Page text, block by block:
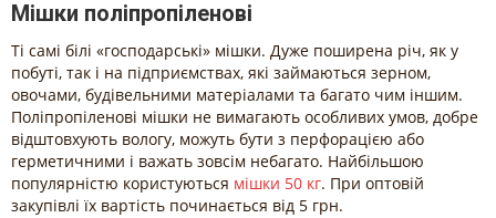
Мішки поліпропіленові
Ті самі білі «господарські» мішки. Дуже поширена річ, як у
побуті, так і на підприємствах, які займаються зерном,
овочами, будівельними матеріалами та багато чим іншим.
Поліпропіленові мішки не вимагають особливих умов, добре
відштовхують вологу, можуть бути з перфорацією або
герметичними і важать зовсім небагато. Найбільшою
популярністю користуються мішки 50 кг. При оптовій
закупівлі їх вартість починається від 5 грн.